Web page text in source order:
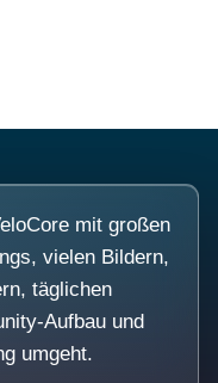
mit großen
vielen Bildern,
täglichen
Aufbau und
umgeht.